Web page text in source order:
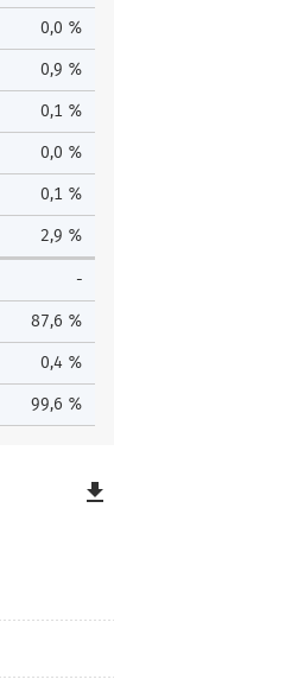
0,0 %
0,9 %
0,1 %
0,0 %
0,1 %
2,9 %
-
87,6 %
0,4 %
99,6 %
file_download